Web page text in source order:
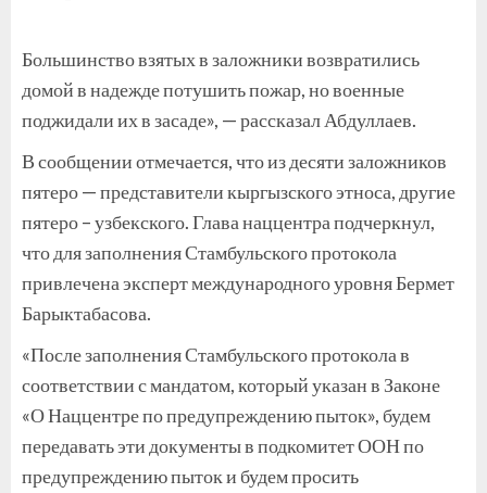
Большинство взятых в заложники возвратились
домой в надежде потушить пожар, но военные
поджидали их в засаде», — рассказал Абдуллаев.
В сообщении отмечается, что из десяти заложников
пятеро — представители кыргызского этноса, другие
пятеро – узбекского. Глава наццентра подчеркнул,
что для заполнения Стамбульского протокола
привлечена эксперт международного уровня Бермет
Барыктабасова.
«После заполнения Стамбульского протокола в
соответствии с мандатом, который указан в Законе
«О Наццентре по предупреждению пыток», будем
передавать эти документы в подкомитет ООН по
предупреждению пыток и будем просить